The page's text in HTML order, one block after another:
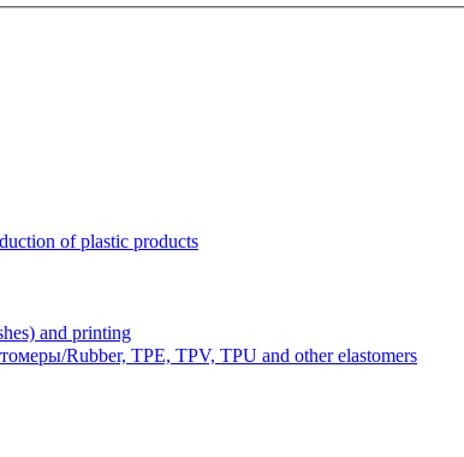
of plastic products
and printing
Rubber, TPE, TPV, TPU and other elastomers